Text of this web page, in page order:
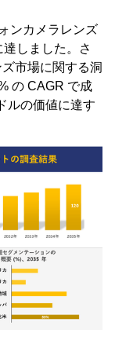
ンカメラレンズ
しました。さ
市場に関する洞
の CAGR で成
ルの価値に達す